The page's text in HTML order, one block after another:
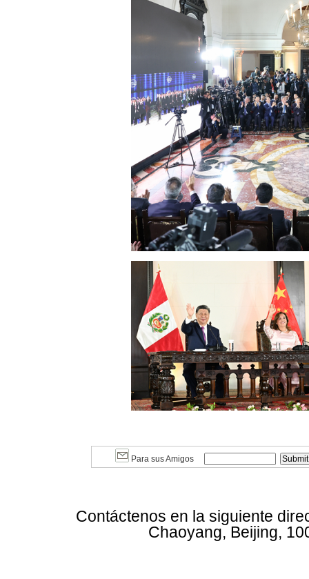
Para sus Amigos
Contáctenos en la siguiente
Chaoyang, Beijing,